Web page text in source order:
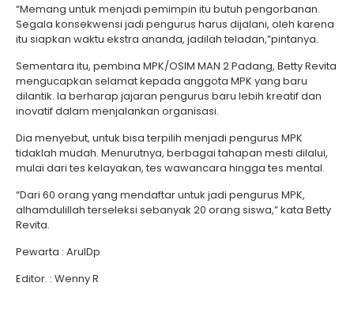
“Memang untuk menjadi pemimpin itu butuh pengorbanan.
Segala konsekwensi jadi pengurus harus dijalani, oleh karena
itu siapkan waktu ekstra ananda, jadilah teladan,”pintanya.
Sementara itu, pembina MPK/OSIM MAN 2 Padang, Betty Revita
mengucapkan selamat kepada anggota MPK yang baru
dilantik. Ia berharap jajaran pengurus baru lebih kreatif dan
inovatif dalam menjalankan organisasi.
Dia menyebut, untuk bisa terpilih menjadi pengurus MPK
tidaklah mudah. Menurutnya, berbagai tahapan mesti dilalui,
mulai dari tes kelayakan, tes wawancara hingga tes mental.
“Dari 60 orang yang mendaftar untuk jadi pengurus MPK,
alhamdulillah terseleksi sebanyak 20 orang siswa,” kata Betty
Revita.
Pewarta : ArulDp
Editor. : Wenny R